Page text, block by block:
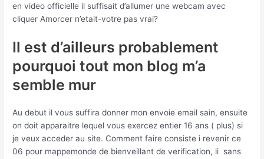
en video officielle il suffisait d’allumer une webcam avec
cliquer Amorcer n’etait-votre pas vrai?
Il est d’ailleurs probablement
pourquoi tout mon blog m’a
semble mur
Au debut il vous suffira donner mon envoie email sain, ensuite
on doit apparaitre lequel vous exercez entier 16 ans ( plus) si
je veux acceder au site. Comment faire consiste i revenir ce
06 pour mappemonde de bienveillant de verification, li sans